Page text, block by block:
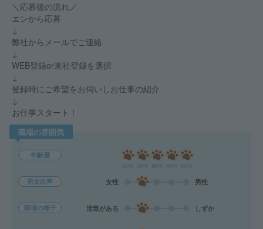
＼応募後の流れ／
エンから応募
↓
弊社からメールでご連絡
↓
WEB登録or来社登録を選択
↓
登録時にご希望をお伺いしお仕事の紹介
↓
お仕事スタート！
職場の雰囲気
年齢層
男女比率 女性 男性
職場の様子 活気がある しずか